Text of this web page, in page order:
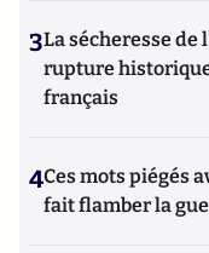
3La sécheresse de
rupture
français
4Ces mots piégés
fait flamber la